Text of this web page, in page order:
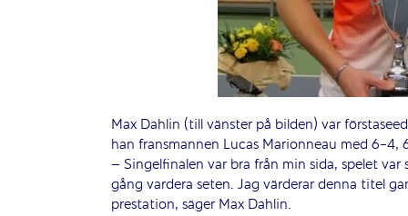
Max Dahlin (till vänster på bilden) var
han fransmannen Lucas Marionneau med 6-4,
– Singelfinalen var bra från min sida, spelet
gång vardera seten. Jag värderar denna titel
prestation, säger Max Dahlin.